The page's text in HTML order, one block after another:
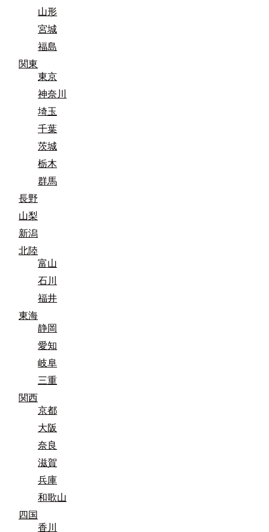
山形
宮城
福島
関東
東京
神奈川
埼玉
千葉
茨城
栃木
群馬
長野
山梨
新潟
北陸
富山
石川
福井
東海
静岡
愛知
岐阜
三重
関西
京都
大阪
奈良
滋賀
兵庫
和歌山
四国
香川